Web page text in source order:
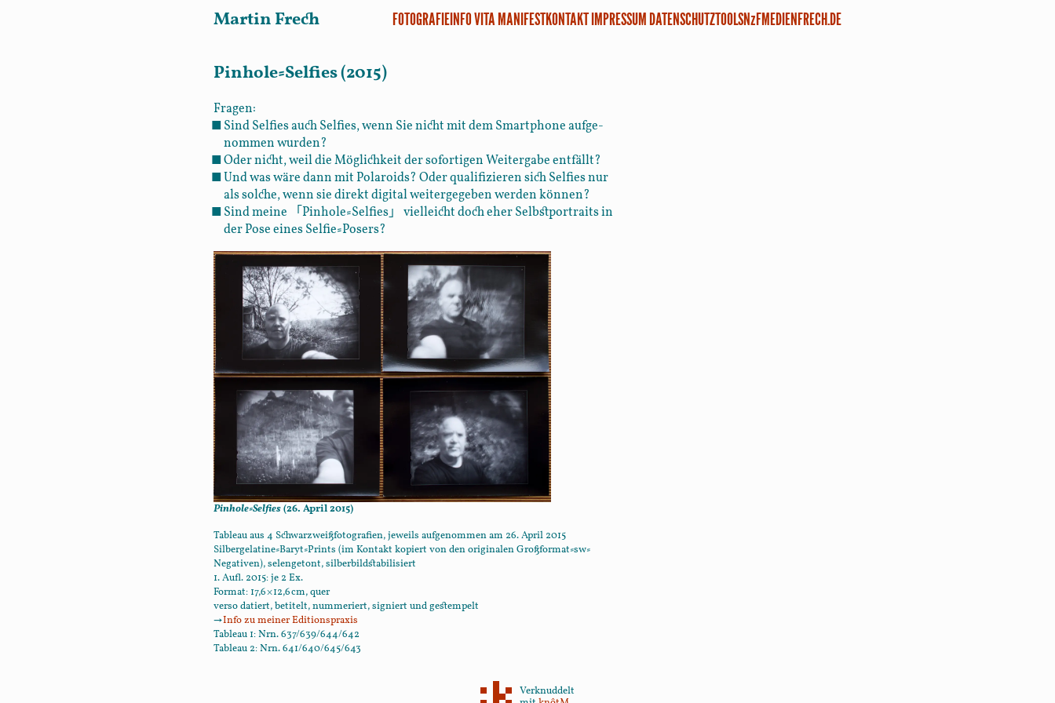
Martin Frech FOTOGRAFIEINFOVITAMANIFESTKONTAKTIMPRESSUMDATENSCHUTZTOOLSNzFMEDIENFRECH.DE
Pinhole-Selfies (2015)
Fragen:
Sind Selfies auch Selfies, wenn Sie nicht mit dem Smart­phone auf­ge­
nommen wurden?
Oder nicht, weil die Möglich­keit der sofortigen Weiter­gabe ent­fällt?
Und was wäre dann mit Polaroids? Oder quali­fizieren sich Selfies nur
als solche, wenn sie direkt digital weiter­gegeben werden können?
Sind meine
「Pinhole-Selfies」 vielleicht doch eher Selbst­portraits in
der Pose eines Selfie-Posers?
Pinhole-Selfies(26. April 2015)
Tableau aus 4 Schwarz­weiß­fotografien, jeweils auf­genommen am 26. April 2015
Silber­gelatine-Baryt-Prints (im Kontakt kopiert von den originalen Groß­format-sw-
Negativen), selen­getont, silberbild­stabilisiert
1. Aufl. 2015: je 2 Ex.
Format: 17,6 × 12,6 cm, quer
verso datiert, betitelt, nummeriert, signiert und gestempelt
→Info zu meiner Editions­praxis
Tableau 1: Nrn. 637/639/644/642
Tableau 2: Nrn. 641/640/645/643
Verknuddelt